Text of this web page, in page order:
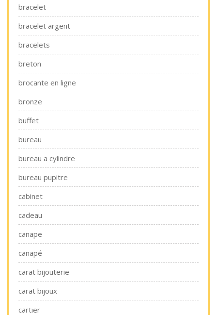
bracelet
bracelet argent
bracelets
breton
brocante en ligne
bronze
buffet
bureau
bureau a cylindre
bureau pupitre
cabinet
cadeau
canape
canapé
carat bijouterie
carat bijoux
cartier